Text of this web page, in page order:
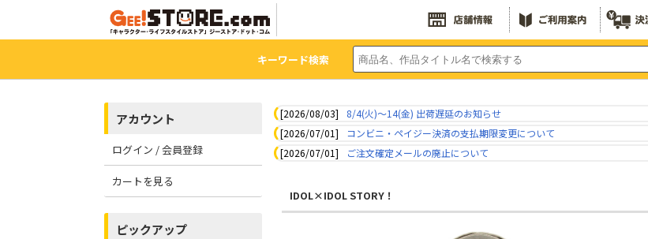
キーワード検索
アカウント
ログイン / 会員登録
カートを見る
ピックアップ
[2026/08/03]
8/4(火)～14(金) 出荷遅延のお知らせ
[2026/07/01]
コンビニ・ペイジー決済の支払期限変更について
[2026/07/01]
ご注文確定メールの廃止について
IDOL×IDOL STORY！